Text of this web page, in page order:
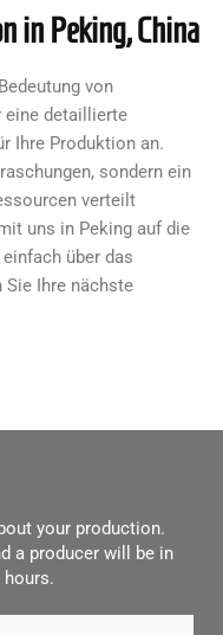
in Peking, China
von
eine detaillierte
Ihre Produktion an.
sondern ein
verteilt
uns in Peking auf die
über das
Sie Ihre nächste
your production.
a producer will be in